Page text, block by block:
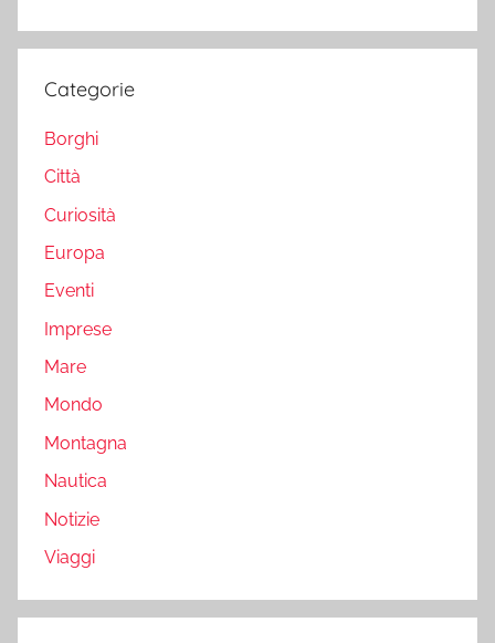
Categorie
Borghi
Città
Curiosità
Europa
Eventi
Imprese
Mare
Mondo
Montagna
Nautica
Notizie
Viaggi